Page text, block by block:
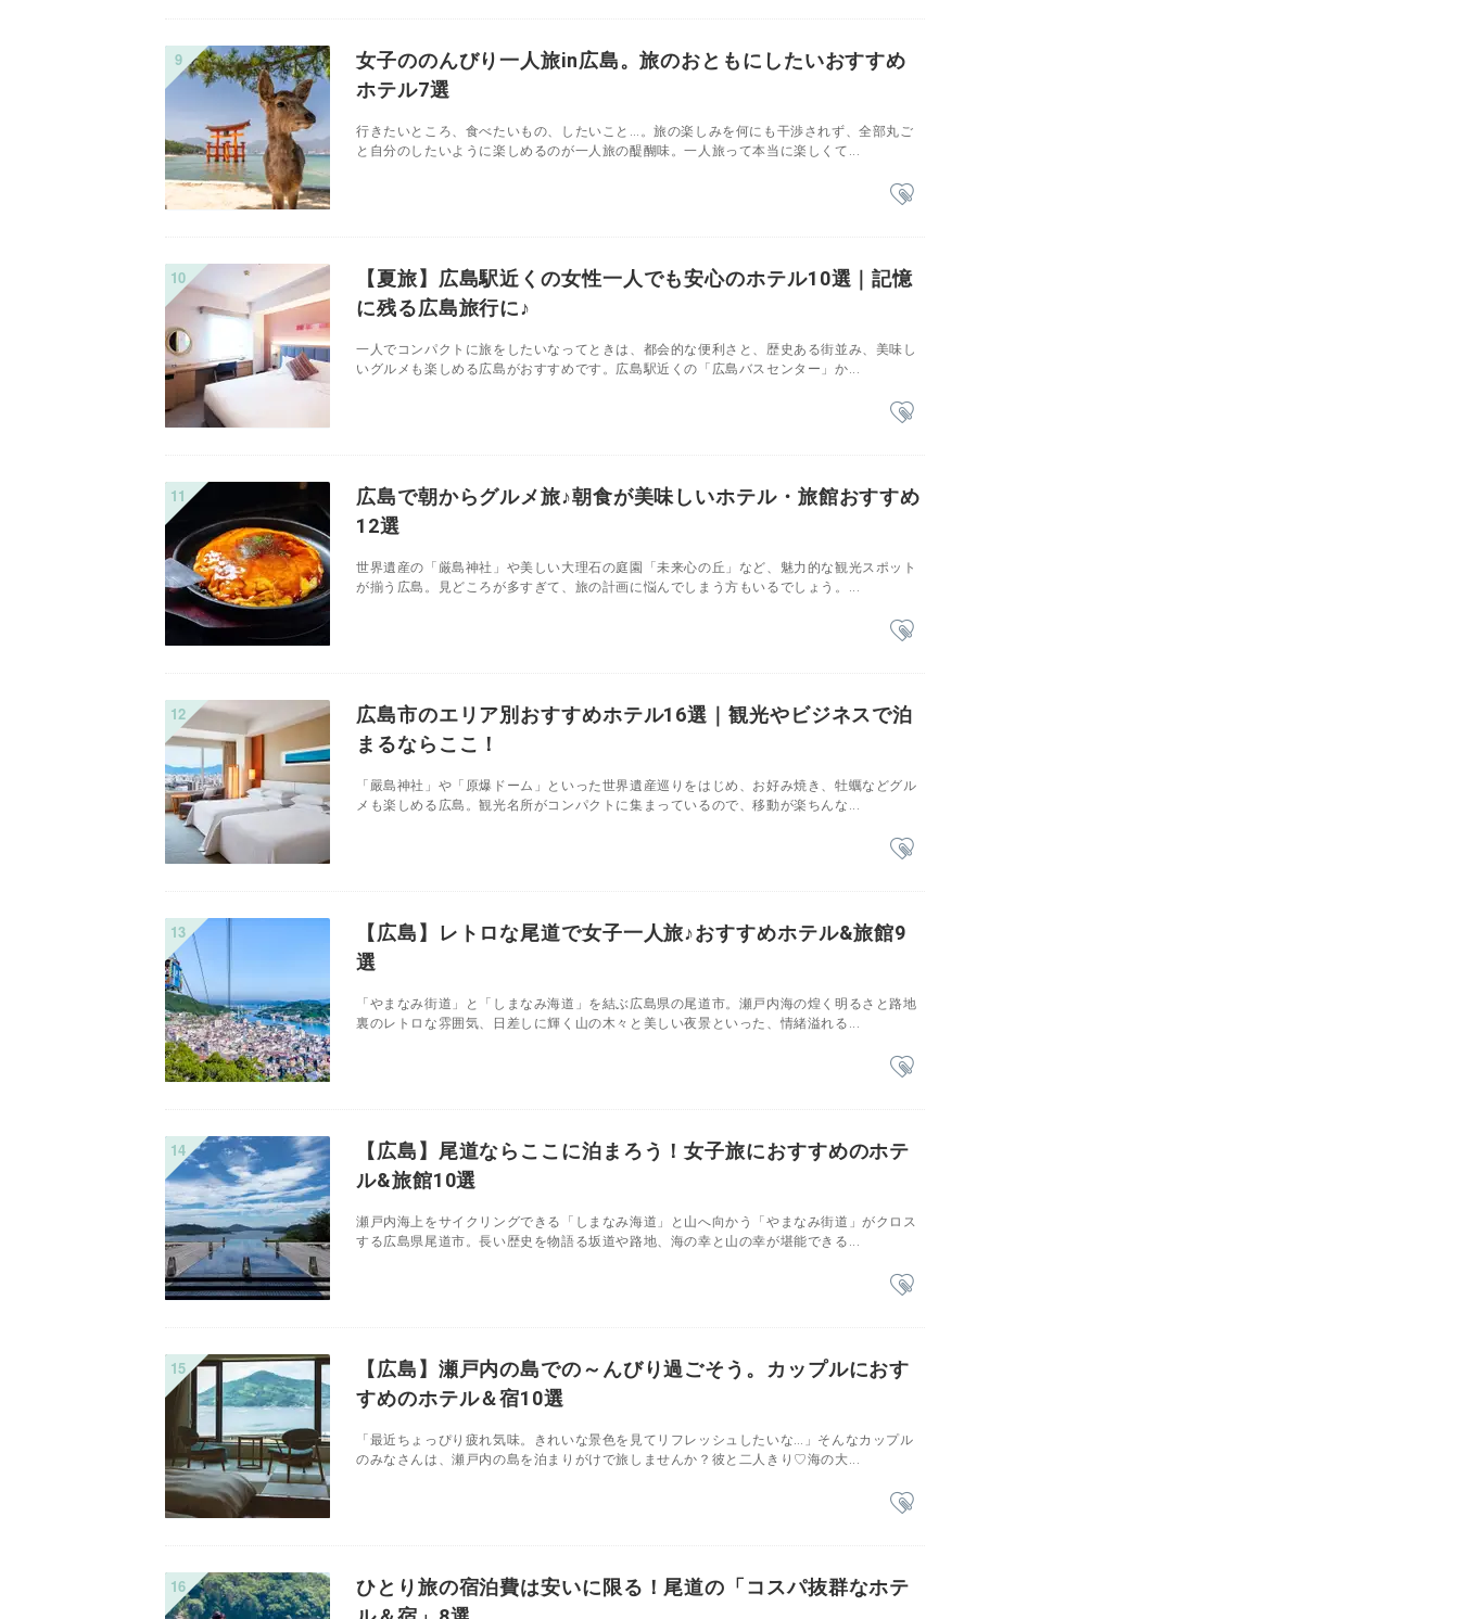
女子ののんびり一人旅in広島。旅のおともにしたいおすすめ
ホテル7選
行きたいところ、食べたいもの、したいこと…。旅の楽しみを何にも干渉されず、全部丸ご
と自分のしたいように楽しめるのが一人旅の醍醐味。一人旅って本当に楽しくて...
【夏旅】広島駅近くの女性一人でも安心のホテル10選｜記憶
に残る広島旅行に♪
一人でコンパクトに旅をしたいなってときは、都会的な便利さと、歴史ある街並み、美味し
いグルメも楽しめる広島がおすすめです。広島駅近くの「広島バスセンター」か...
広島で朝からグルメ旅♪朝食が美味しいホテル・旅館おすすめ
12選
世界遺産の「厳島神社」や美しい大理石の庭園「未来心の丘」など、魅力的な観光スポット
が揃う広島。見どころが多すぎて、旅の計画に悩んでしまう方もいるでしょう。...
広島市のエリア別おすすめホテル16選｜観光やビジネスで泊
まるならここ！
「嚴島神社」や「原爆ドーム」といった世界遺産巡りをはじめ、お好み焼き、牡蠣などグル
メも楽しめる広島。観光名所がコンパクトに集まっているので、移動が楽ちんな...
【広島】レトロな尾道で女子一人旅♪おすすめホテル&旅館9
選
「やまなみ街道」と「しまなみ海道」を結ぶ広島県の尾道市。瀬戸内海の煌く明るさと路地
裏のレトロな雰囲気、日差しに輝く山の木々と美しい夜景といった、情緒溢れる...
【広島】尾道ならここに泊まろう！女子旅におすすめのホテ
ル&旅館10選
瀬戸内海上をサイクリングできる「しまなみ海道」と山へ向かう「やまなみ街道」がクロス
する広島県尾道市。長い歴史を物語る坂道や路地、海の幸と山の幸が堪能できる...
【広島】瀬戸内の島での～んびり過ごそう。カップルにおす
すめのホテル＆宿10選
「最近ちょっぴり疲れ気味。きれいな景色を見てリフレッシュしたいな…」そんなカップル
のみなさんは、瀬戸内の島を泊まりがけで旅しませんか？彼と二人きり♡海の大...
ひとり旅の宿泊費は安いに限る！尾道の「コスパ抜群なホテ